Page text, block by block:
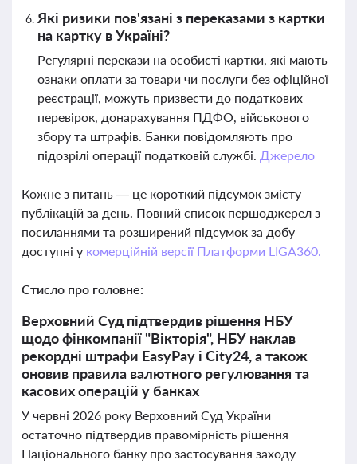
Які ризики пов'язані з переказами з картки
на картку в Україні?
Регулярні перекази на особисті картки, які мають
ознаки оплати за товари чи послуги без офіційної
реєстрації, можуть призвести до податкових
перевірок, донарахування ПДФО, військового
збору та штрафів. Банки повідомляють про
підозрілі операції податковій службі. Джерело
Кожне з питань — це короткий підсумок змісту
публікацій за день. Повний список першоджерел з
посиланнями та розширений підсумок за добу
доступні у комерційній версії Платформи LIGA360.
Стисло про головне:
Верховний Суд підтвердив рішення НБУ
щодо фінкомпанії "Вікторія", НБУ наклав
рекордні штрафи EasyPay і City24, а також
оновив правила валютного регулювання та
касових операцій у банках
У червні 2026 року Верховний Суд України
остаточно підтвердив правомірність рішення
Національного банку про застосування заходу